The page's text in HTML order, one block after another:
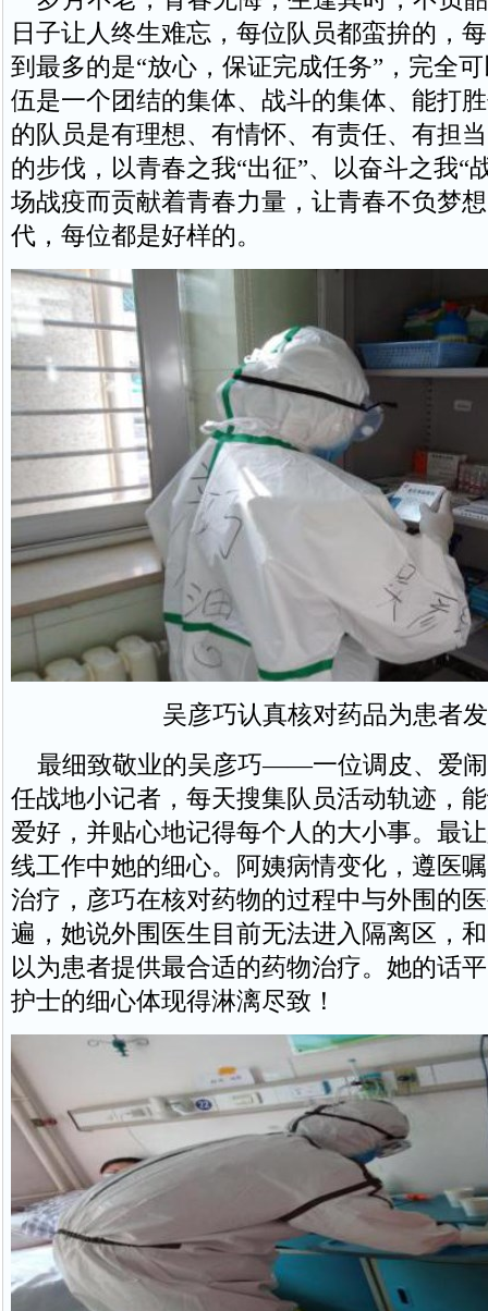
日子让人终生难忘，每位队员都蛮拚的，
到最多的是“放心，保证完成任务”，完全
伍是一个团结的集体、战斗的集体、能打
的队员是有理想、有情怀、有责任、有担
的步伐，以青春之我“出征”、以奋斗之我“
场战疫而贡献着青春力量，让青春不负梦
代，每位都是好样的。
吴彦巧认真核对药品为患者
最细致敬业的吴彦巧——一位调皮、爱闹
任战地小记者，每天搜集队员活动轨迹，
爱好，并贴心地记得每个人的大小事。最
线工作中她的细心。阿姨病情变化，遵医
治疗，彦巧在核对药物的过程中与外围的
遍，她说外围医生目前无法进入隔离区，
以为患者提供最合适的药物治疗。她的话
护士的细心体现得淋漓尽致！